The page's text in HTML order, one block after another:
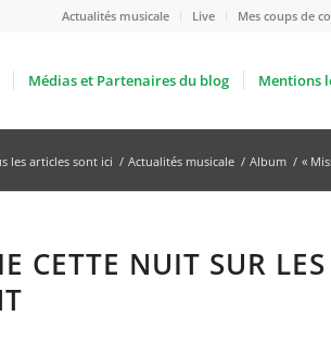
Actualités musicale Live Mes coups de
Médias et Partenaires du blog Mentions
les articles sont ici / Actualités musicale / Album / «
CETTE NUIT SUR LES